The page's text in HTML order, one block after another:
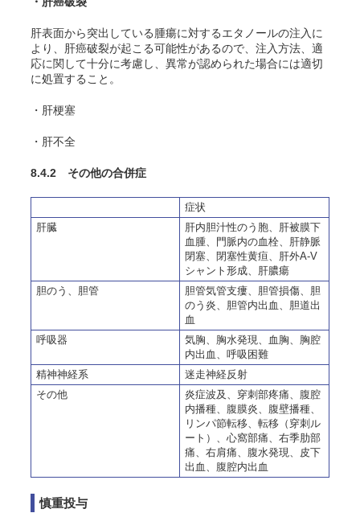
肝表面から突出している腫瘍に対するエタノールの注入に
より、肝癌破裂が起こる可能性があるので、注入方法、適
応に関して十分に考慮し、異常が認められた場合には適切
に処置すること。
・肝梗塞
・肝不全
8.4.2 その他の合併症
症状
肝臓
肝内胆汁性のう胞、肝被膜下
血腫、門脈内の血栓、肝静脈
閉塞、閉塞性黄疸、肝外A-V
シャント形成、肝膿瘍
胆のう、胆管
胆管気管支瘻、胆管損傷、胆
のう炎、胆管内出血、胆道出
血
呼吸器
気胸、胸水発現、血胸、胸腔
内出血、呼吸困難
精神神経系
迷走神経反射
その他
炎症波及、穿刺部疼痛、腹腔
内播種、腹膜炎、腹壁播種、
リンパ節転移、転移（穿刺ル
ート）、心窩部痛、右季肋部
痛、右肩痛、腹水発現、皮下
出血、腹腔内出血
慎重投与